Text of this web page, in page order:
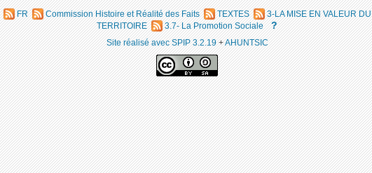
FR Commission Histoire et Réalité des Faits TEXTES
3-LA MISE EN VALEUR DU
TERRITOIRE
3.7- La Promotion Sociale ?
Site réalisé avec SPIP 3.2.19+AHUNTSIC